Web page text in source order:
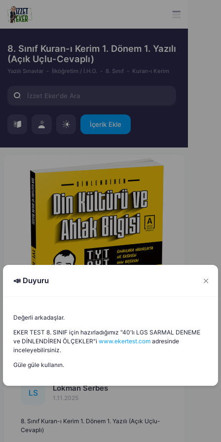
8. Sınıf Kuran-ı Kerim 1. Dönem 1. Yazılı
(Açık Uçlu-Cevaplı)
Yazılı Sınavlar İlköğretim / İ.H.O. 8. Sınıf Kuran-ı Kerim
İçerik Ekle
LS Lokman Serbes
1.11.2025
8. Sınıf Kuran-ı Kerim 1. Dönem 1. Yazılı (Açık Uçlu-
Cevaplı)
📣 Duyuru
Değerli arkadaşlar.
EKER TEST 8. SINIF için hazırladığımız "40'lı LGS SARMAL DENEME
ve DİNLENDİREN ÖLÇEKLER"i www.ekertest.com adresinde
inceleyebilirsiniz.
Güle güle kullanın.